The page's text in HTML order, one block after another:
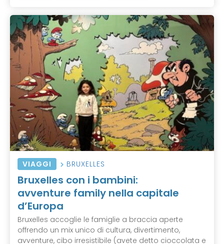
VIAGGI BRUXELLES
Bruxelles con i bambini:
avventure family nella capitale
d’Europa
Bruxelles accoglie le famiglie a braccia aperte
offrendo un mix unico di cultura, divertimento,
avventure, cibo irresistibile (avete detto cioccolata e